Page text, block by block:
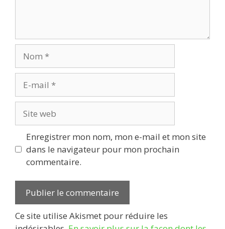
mail
web
Enregistrer mon nom, mon e-mail et mon site
dans le navigateur pour mon prochain
commentaire.
Ce site utilise Akismet pour réduire les